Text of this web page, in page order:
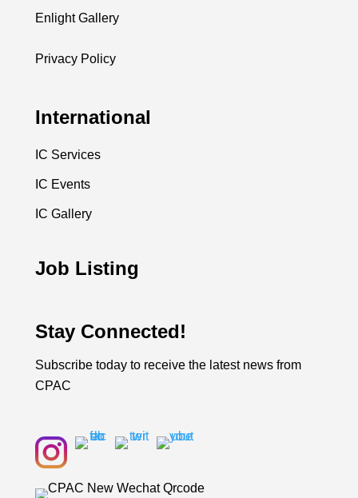
Enlight Gallery
Privacy Policy
International
IC Services
IC Events
IC Gallery
Job Listing
Stay Connected!
Subscribe today to receive the latest news from
CPAC